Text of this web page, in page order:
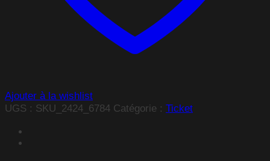
Ajouter à la wishlist
UGS : SKU_2424_6784 Catégorie : Ticket